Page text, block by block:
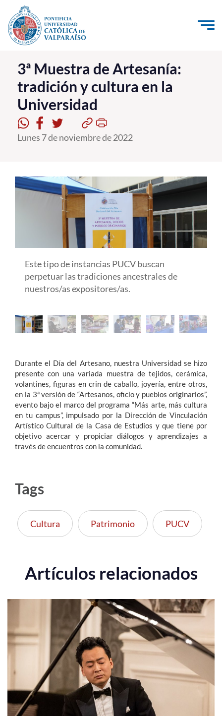
Click acá para ir directamente al contenido
La Universidad
Investigación, Creación e Innovación
PUCV Internacional
Vinculación con el Medio
Pregrado
Formación Continua
Estudiantes
Académicos
Funcionarios
3ª Muestra de Artesanía:
tradición y cultura en la
Universidad
Lunes 7 de noviembre de 2022
Este tipo de instancias PUCV buscan
perpetuar las tradiciones ancestrales de
nuestros/as expositores/as.
Durante el Día del Artesano, nuestra Universidad se hizo
presente con una variada muestra de tejidos, cerámica,
volantines, figuras en crin de caballo, joyería, entre otros,
en la 3ª versión de “Artesanos, oficio y pueblos originarios”,
evento bajo el marco del programa “Más arte, más cultura
en tu campus”, impulsado por la Dirección de Vinculación
Artístico Cultural de la Casa de Estudios y que tiene por
objetivo acercar y propiciar diálogos y aprendizajes a
través de encuentros con la comunidad.
Tags
Cultura Patrimonio PUCV
Artículos relacionados